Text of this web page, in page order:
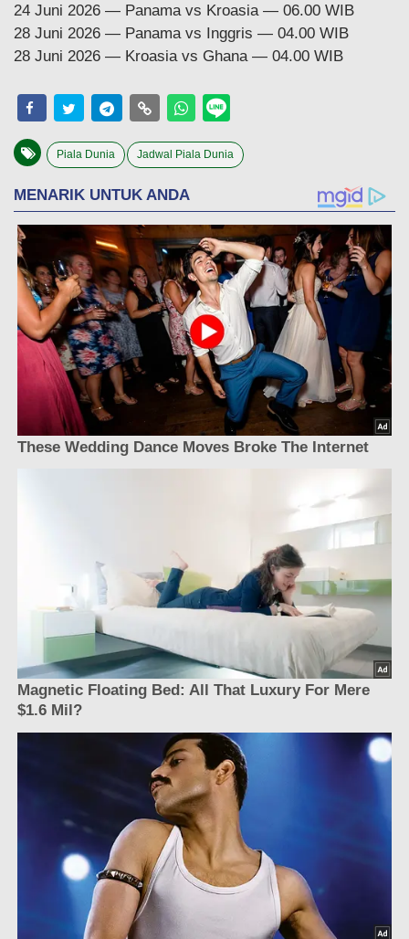
24 Juni 2026 — Panama vs Kroasia — 06.00 WIB
28 Juni 2026 — Panama vs Inggris — 04.00 WIB
28 Juni 2026 — Kroasia vs Ghana — 04.00 WIB
Piala Dunia Jadwal Piala Dunia